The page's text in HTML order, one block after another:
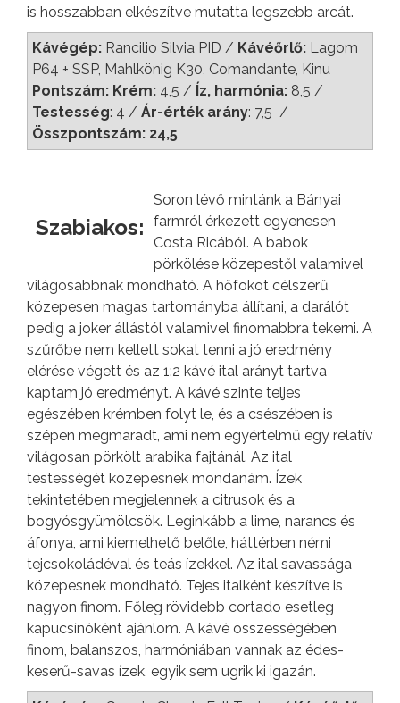
is hosszabban elkészítve mutatta legszebb arcát.
Kávégép: Rancilio Silvia PID / Kávéőrlő: Lagom
P64 + SSP, Mahlkönig K30, Comandante, Kinu
Pontszám: Krém: 4,5 / Íz, harmónia: 8,5 /
Testesség: 4 / Ár-érték arány: 7,5 /
Összpontszám: 24,5
Szabiakos:
Soron lévő mintánk a Bányai
farmról érkezett egyenesen
Costa Ricából. A babok
pörkölése közepestől valamivel
világosabbnak mondható. A hőfokot célszerű
közepesen magas tartományba állítani, a darálót
pedig a joker állástól valamivel finomabbra tekerni. A
szűrőbe nem kellett sokat tenni a jó eredmény
elérése végett és az 1:2 kávé ital arányt tartva
kaptam jó eredményt. A kávé szinte teljes
egészében krémben folyt le, és a csészében is
szépen megmaradt, ami nem egyértelmű egy relatív
világosan pörkölt arabika fajtánál. Az ital
testességét közepesnek mondanám. Ízek
tekintetében megjelennek a citrusok és a
bogyósgyümölcsök. Leginkább a lime, narancs és
áfonya, ami kiemelhető belőle, háttérben némi
tejcsokoládéval és teás ízekkel. Az ital savassága
közepesnek mondható. Tejes italként készítve is
nagyon finom. Főleg rövidebb cortado esetleg
kapucsínóként ajánlom. A kávé összességében
finom, balanszos, harmóniában vannak az édes-
keserű-savas ízek, egyik sem ugrik ki igazán.